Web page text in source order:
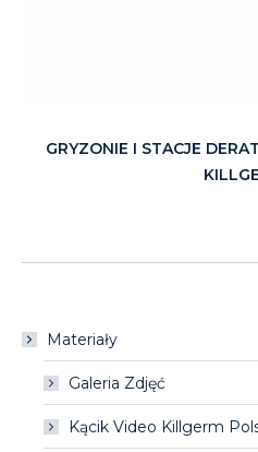
GRYZONIE I STACJE
Materiały
Galeria Zdjęć
Kącik Video Killgerm